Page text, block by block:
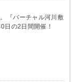
『バーチャル河川敷
日の2日間開催！